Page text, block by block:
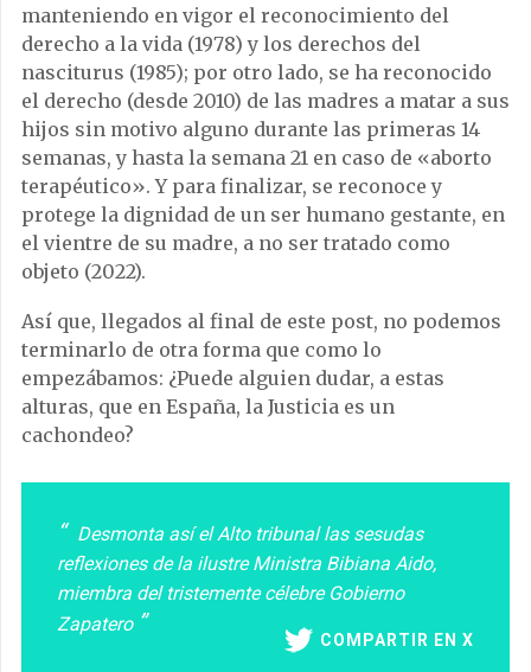
manteniendo en vigor el reconocimiento del
derecho a la vida (1978) y los derechos del
nasciturus (1985); por otro lado, se ha reconocido
el derecho (desde 2010) de las madres a matar a sus
hijos sin motivo alguno durante las primeras 14
semanas, y hasta la semana 21 en caso de «aborto
terapéutico». Y para finalizar, se reconoce y
protege la dignidad de un ser humano gestante, en
el vientre de su madre, a no ser tratado como
objeto (2022).
Así que, llegados al final de este post, no podemos
terminarlo de otra forma que como lo
empezábamos: ¿Puede alguien dudar, a estas
alturas, que en España, la Justicia es un
cachondeo?
Desmonta así el Alto tribunal las sesudas
reflexiones de la ilustre Ministra Bibiana Aido,
miembra del tristemente célebre Gobierno
Zapatero
COMPARTIR EN X